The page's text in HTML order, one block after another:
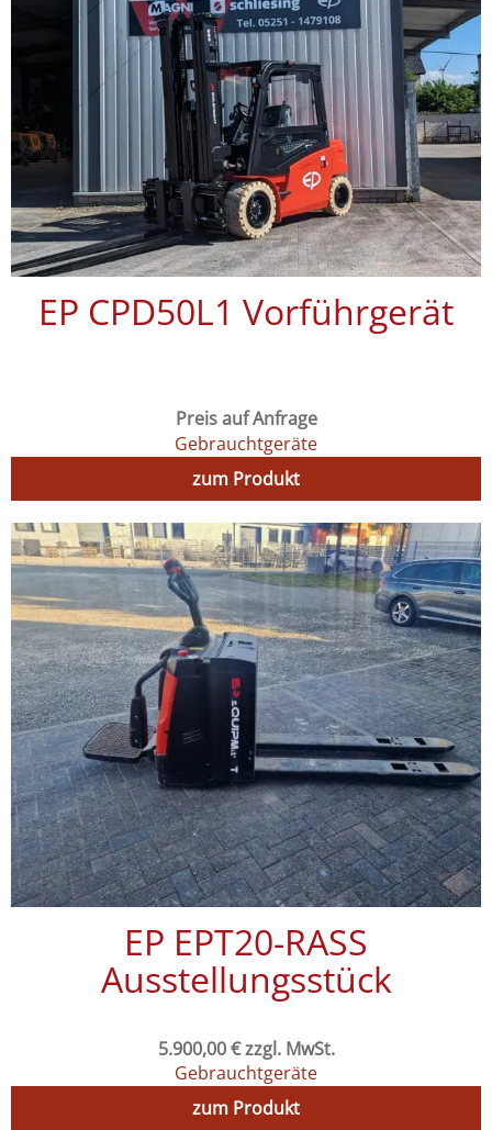
EP CPD50L1 Vorführgerät
Preis auf Anfrage
Gebrauchtgeräte
zum Produkt
EP EPT20-RASS
Ausstellungsstück
5.900,00€zzgl. MwSt.
Gebrauchtgeräte
zum Produkt